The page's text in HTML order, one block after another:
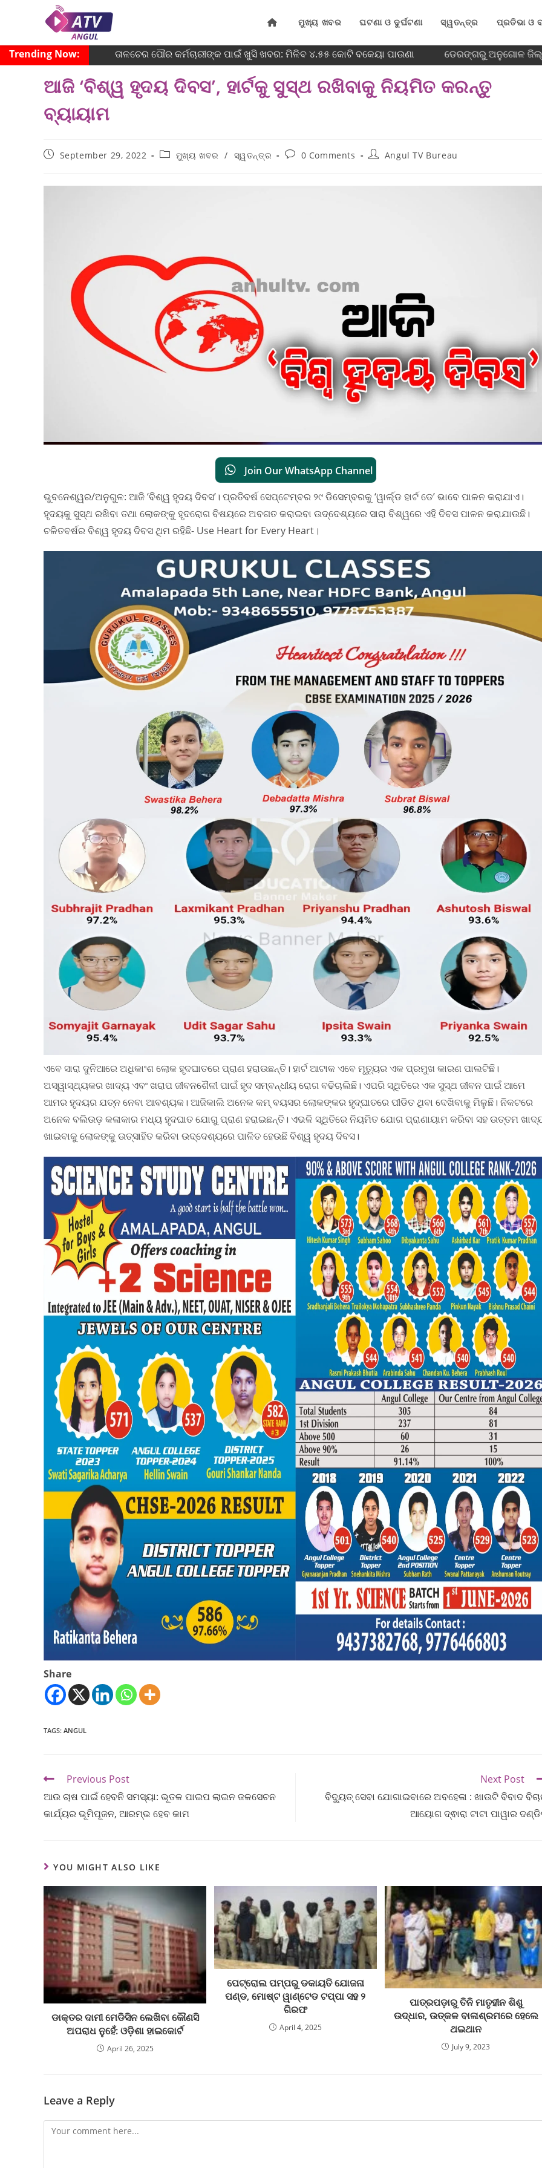
ମୁଖ୍ୟ ଖବର ଘଟଣା ଓ ଦୁର୍ଘଟଣା ସ୍ୱତନ୍ତ୍ର ପ୍ରତିଭା ଓ
Trending Now: ତାଳଚେର ପୌର କର୍ମଚାରୀଙ୍କ ପାଇଁ ଖୁସି ଖବର: ମିଳିବ ୪.୫୫ କୋଟି ବକେୟା ପାଉଣା ଡେରଙ୍ଗରୁ ଅନୁଗୋଳ
ଆଜି ‘ବିଶ୍ୱ ହୃଦୟ ଦିବସ’, ହାର୍ଟକୁ ସୁସ୍ଥ ରଖିବାକୁ ନିୟମିତ କରନ୍ତୁ
ବ୍ୟାୟାମ
September 29, 2022 ମୁଖ୍ୟ ଖବର / ସ୍ୱତନ୍ତ୍ର 0 Comments Angul TV Bureau
Join Our WhatsApp Channel
ଭୁବନେଶ୍ୱର/ଅନୁଗୁଳ: ଆଜି ‘ବିଶ୍ୱ ହୃଦୟ ଦିବସ’। ପ୍ରତିବର୍ଷ ସେପ୍ଟେମ୍ବର ୨୯ ଡିସେମ୍ବରକୁ ‘ୱାର୍ଲ୍ଡ ହାର୍ଟ ଡେ’ ଭାବେ ପାଳନ କରାଯାଏ।
ହୃଦୟକୁ ସୁସ୍ଥ ରଖିବା ତଥା ଲୋକଙ୍କୁ ହୃଦରୋଗ ବିଷୟରେ ଅବଗତ କରାଇବା ଉଦ୍ଦେଶ୍ୟରେ ସାରା ବିଶ୍ୱରେ ଏହି ଦିବସ ପାଳନ କରାଯାଉଛି।
ଚଳିତବର୍ଷର ବିଶ୍ୱ ହୃଦୟ ଦିବସ ଥିମ ରହିଛି- Use Heart for Every Heart।
ଏବେ ସାରା ଦୁନିଆରେ ଅଧିକାଂଶ ଲୋକ ହୃଦଘାତରେ ପ୍ରାଣ ହରାଉଛନ୍ତି। ହାର୍ଟ ଆଟାକ ଏବେ ମୃତ୍ୟୁର ଏକ ପ୍ରମୁଖ କାରଣ ପାଲଟିଛି।
ଅସ୍ୱାସ୍ଥ୍ୟକର ଖାଦ୍ୟ ଏବଂ ଖରାପ ଜୀବନଶୈଳୀ ପାଇଁ ହୃଦ ସମ୍ବନ୍ଧୀୟ ରୋଗ ବଢିଚାଲିଛି। ଏପରି ସ୍ଥିତିରେ ଏକ ସୁସ୍ଥ ଜୀବନ ପାଇଁ ଆମେ
ଆମର ହୃଦୟର ଯତ୍ନ ନେବା ଆବଶ୍ୟକ। ଆଜିକାଲି ଅନେକ କମ୍ ବୟସର ଲୋକଙ୍କର ହୃଦ୍‌ଘାତରେ ପୀଡିତ ଥିବା ଦେଖିବାକୁ ମିଳୁଛି। ନିକଟରେ
ଅନେକ ବଲିଉଡ଼ କଳାକାର ମଧ୍ୟ ହୃଦଘାତ ଯୋଗୁ ପ୍ରାଣ ହରାଇଛନ୍ତି। ଏଭଳି ସ୍ଥିତିରେ ନିୟମିତ ଯୋଗ ପ୍ରାଣାୟାମ କରିବା ସହ ଉତ୍ତମ
ଖାଇବାକୁ ଲୋକଙ୍କୁ ଉତ୍ସାହିତ କରିବା ଉଦ୍ଦେଶ୍ୟରେ ପାଳିତ ହେଉଛି ବିଶ୍ୱ ହୃଦୟ ଦିବସ।
Share
TAGS: ANGUL
Previous Post
ଆଉ ଚାଷ ପାଇଁ ହେବନି ସମସ୍ୟା: ଭୂତଳ ପାଇପ ଲାଇନ ଜଳସେଚନ
କାର୍ଯ୍ୟର ଭୂମିପୂଜନ, ଆରମ୍ଭ ହେବ କାମ
Next Post
ବିଦ୍ୟୁତ୍ ସେବା ଯୋଗାଇବାରେ ଅବହେଳା : ଖାଉଟି ବିବାଦ
ଆୟୋଗ ଦ୍ଵାରା ଟାଟା ପାୱାର
YOU MIGHT ALSO LIKE
ଡାକ୍ତର ଦାମୀ ମେଡିସିନ ଲେଖିବା କୌଣସି
ଅପରାଧ ନୁହେଁ: ଓଡ଼ିଶା ହାଇକୋର୍ଟ
April 26, 2025
ପେଟ୍ରୋଲ ପମ୍ପରୁ ଡକାୟତି ଯୋଜନା
ପଣ୍ଡ, ମୋଷ୍ଟ ୱାଣ୍ଟେଡ ଟପ୍ପା ସହ ୨
ଗିରଫ
April 4, 2025
ପାତ୍ରପଡ଼ାରୁ ତିନି ମାତୃହୀନ ଶିଶୁ
ଉଦ୍ଧାର, ଉତ୍କଳ ବାଳାଶ୍ରମରେ ହେଲେ
ଥଇଥାନ
July 9, 2023
Leave a Reply